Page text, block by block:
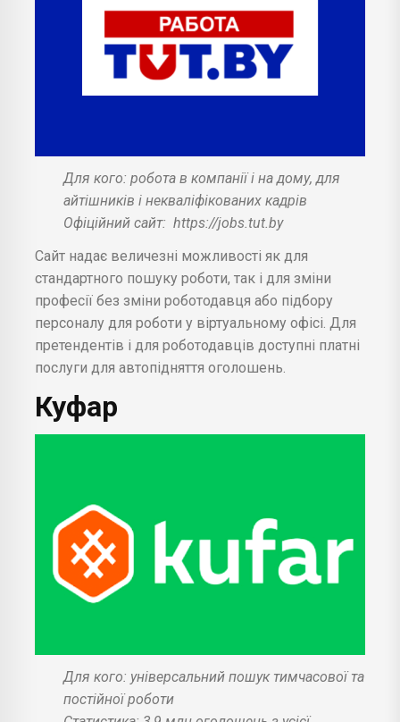
Для кого: робота в компанії і на дому, для
айтішників і некваліфікованих кадрів
Офіційний сайт: https://jobs.tut.by
Сайт надає величезні можливості як для
стандартного пошуку роботи, так і для зміни
професії без зміни роботодавця або підбору
персоналу для роботи у віртуальному офісі. Для
претендентів і для роботодавців доступні платні
послуги для автопідняття оголошень.
Куфар
Для кого: універсальний пошук тимчасової та
постійної роботи